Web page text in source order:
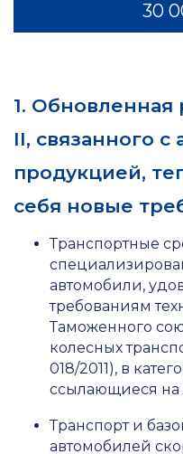
30
1. Обновленная
II, связанного
продукцией,
себя новые
Транспортные
автомобили,
требованиям
Таможенного
колесных
018/2011), в
ссылающиеся на
Транспорт и
автомобилей